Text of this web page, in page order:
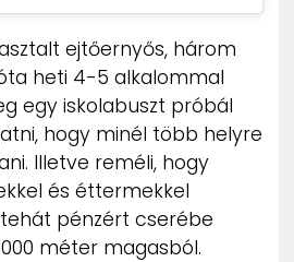
ejtőernyős, három
heti 4-5 alkalommal
egy iskolabuszt próbál
hogy minél több helyre
Illetve reméli, hogy
és éttermekkel
pénzért cserébe
méter magasból.